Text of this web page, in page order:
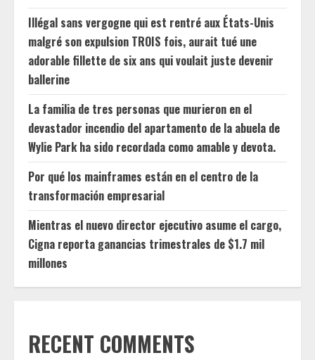
Illégal sans vergogne qui est rentré aux États-Unis
malgré son expulsion TROIS fois, aurait tué une
adorable fillette de six ans qui voulait juste devenir
ballerine
La familia de tres personas que murieron en el
devastador incendio del apartamento de la abuela de
Wylie Park ha sido recordada como amable y devota.
Por qué los mainframes están en el centro de la
transformación empresarial
Mientras el nuevo director ejecutivo asume el cargo,
Cigna reporta ganancias trimestrales de $1.7 mil
millones
RECENT COMMENTS